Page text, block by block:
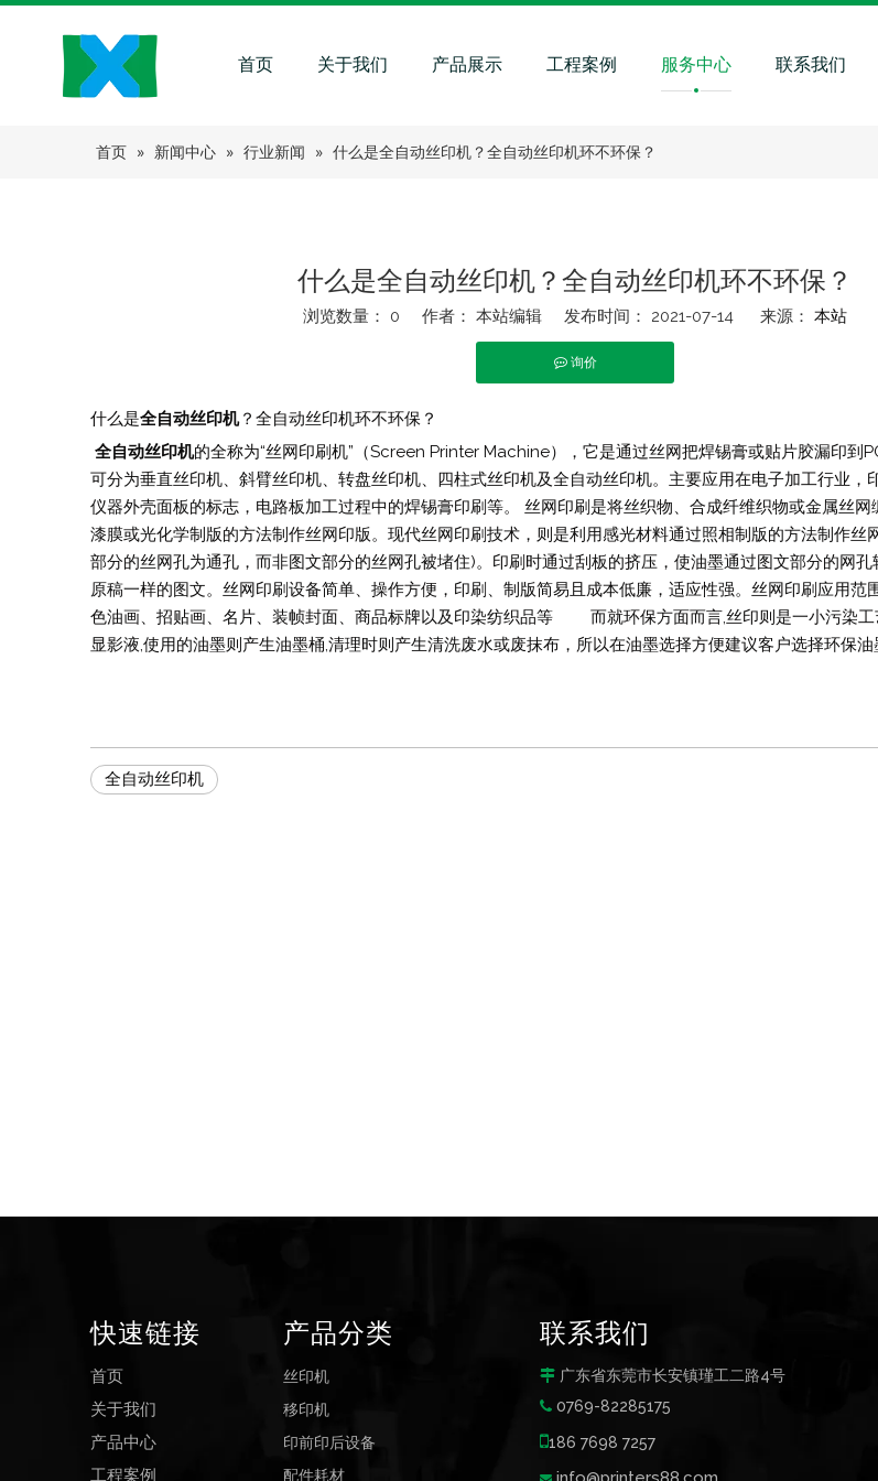
首页 关于我们 产品展示 工程案例 服务中心 联系我们
首页 » 新闻中心 » 行业新闻 » 什么是全自动丝印机？全自动丝印机环不环保？
什么是全自动丝印机？全自动丝印机环不环保？
浏览数量： 0 作者： 本站编辑 发布时间： 2021-07-14 来源： 本站
询价
["facebook","twitter","line","wechat","linkedin","pinterest","whatsapp"]
什么是全自动丝印机？全自动丝印机环不环保？
全自动丝印机的全称为“丝网印刷机”（Screen Printer Machine），它是通过丝网把焊锡膏或贴片胶漏印到
可分为垂直丝印机、斜臂丝印机、转盘丝印机、四柱式丝印机及全自动丝印机。主要应用在电子加工行业，
仪器外壳面板的标志，电路板加工过程中的焊锡膏印刷等。 丝网印刷是将丝织物、合成纤维织物或金属丝网
漆膜或光化学制版的方法制作丝网印版。现代丝网印刷技术，则是利用感光材料通过照相制版的方法制作丝
部分的丝网孔为通孔，而非图文部分的丝网孔被堵住)。印刷时通过刮板的挤压，使油墨通过图文部分的网
原稿一样的图文。丝网印刷设备简单、操作方便，印刷、制版简易且成本低廉，适应性强。丝网印刷应用范
色油画、招贴画、名片、装帧封面、商品标牌以及印染纺织品等 而就环保方面而言,丝印则是一小污染工
显影液,使用的油墨则产生油墨桶,清理时则产生清洗废水或废抹布，所以在油墨选择方便建议客户选择环保油
全自动丝印机
快速链接
首页
关于我们
产品中心
工程案例
产品分类
丝印机
移印机
印前印后设备
配件耗材
联系我们
 广东省东莞市长安镇瑾工二路4号
 0769-82285175
186 7698 7257